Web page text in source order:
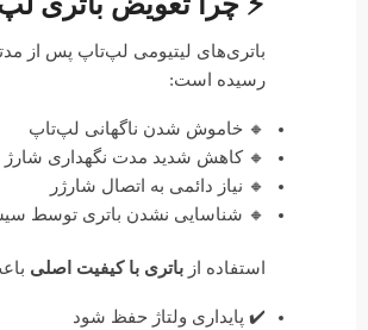
باتری‌های لیتیومی لپ‌تاپ پس از
رسیده است:
🔸 خاموش شدن ناگهانی لپ‌تاپ
🔸 کاهش شدید مدت نگهداری شارژ
🔸 نیاز دائمی به اتصال شارژر
🔸 شناسایی نشدن باتری توسط
استفاده از باتری با کیفیت اصلی
✔️ پایداری ولتاژ حفظ شود